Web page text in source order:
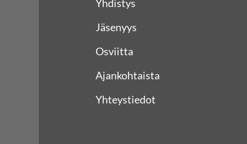
Yhdistys
Jäsenyys
Osviitta
Ajankohtaista
Yhteystiedot